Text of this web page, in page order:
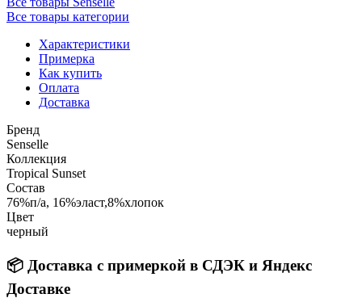
Все товары категории
Характеристики
Примерка
Как купить
Оплата
Доставка
Бренд
Senselle
Коллекция
Tropical Sunset
Состав
76%п/а, 16%эласт,8%хлопок
Цвет
черный
📦 Доставка с примеркой в СДЭК и Яндекс
Доставке